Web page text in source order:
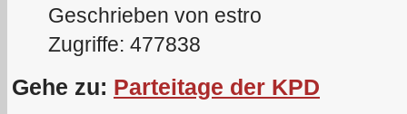
Geschrieben von estro
Zugriffe: 477838
Gehe zu: Parteitage der KPD